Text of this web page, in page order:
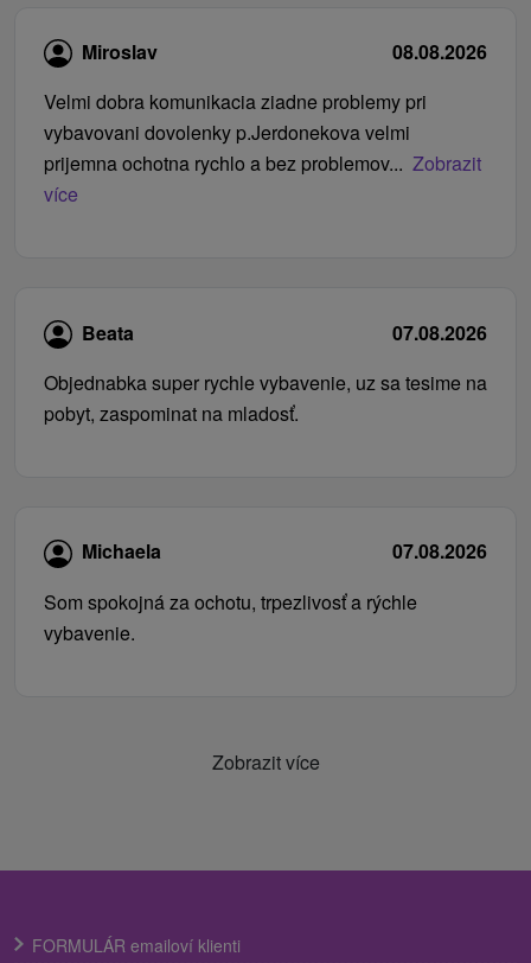
Miroslav
08.08.2026
Velmi dobra komunikacia ziadne problemy pri
vybavovani dovolenky p.Jerdonekova velmi
prijemna ochotna rychlo a bez problemov... Zobrazit
více
Beata
07.08.2026
Objednabka super rychle vybavenie, uz sa tesime na
pobyt, zaspominat na mladosť.
Michaela
07.08.2026
Som spokojná za ochotu, trpezlivosť a rýchle
vybavenie.
Zobrazit více
FORMULÁR emailoví klienti